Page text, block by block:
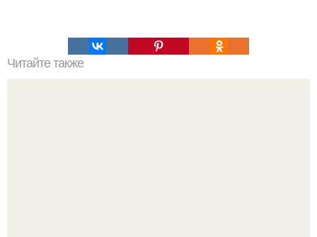
Читайте также